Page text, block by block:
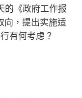
的《政府工作报
向，提出实施适
有何考虑？